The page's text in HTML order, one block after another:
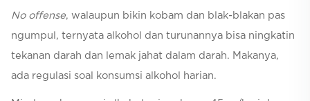
No offense, walaupun bikin kobam dan blak-blakan pas
ngumpul, ternyata alkohol dan turunannya bisa ningkatin
tekanan darah dan lemak jahat dalam darah. Makanya,
ada regulasi soal konsumsi alkohol harian.